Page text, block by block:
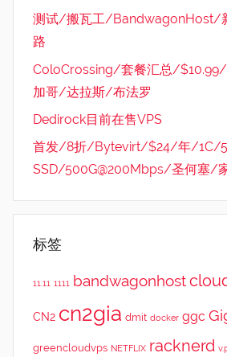
测试/搬瓦工/BandwagonHost/
路
ColoCrossing/套餐汇总/
加哥/达拉斯/布法罗
Dedirock目前在售VPS
首发/8折/Bytevirt/$24/年/1C/
SSD/500G@200Mbps/圣何塞/
标签
11.11 1111 bandwagonhost
CN2 cn2gia dmit docker ggc
greencloudvps NETFLIX racknerd